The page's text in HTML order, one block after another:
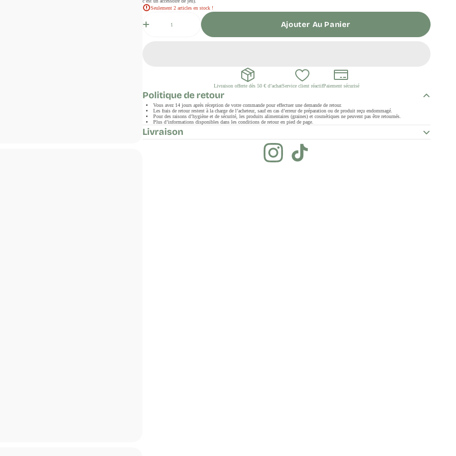
Seulement 2 articles en stock !
Ajouter Au Panier
Livraison offerte dès 50 € d’achatService client réactifPaiement sécurisé
Politique de retour
Vous avez 14 jours après réception de votre commande pour effectuer une demande de retour.
Les frais de retour restent à la charge de l’acheteur, sauf en cas d’erreur de préparation ou de produit reçu endommagé.
Pour des raisons d’hygiène et de sécurité, les produits alimentaires (graines) et cosmétiques ne peuvent pas être retournés.
Plus d’informations disponibles dans les conditions de retour en pied de page.
Livraison